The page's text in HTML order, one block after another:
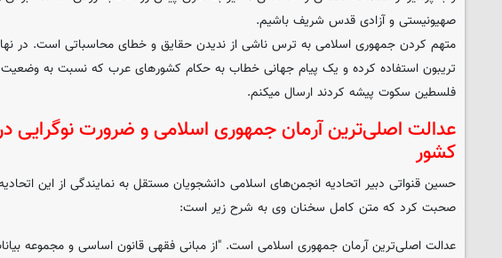
صهیونیستی و آزادی قدس شریف باشیم.
متهم کردن جمهوری اسلامی به ترس ناشی از ندیدن حقایق و خطای محاسباتی است. در
تریبون استفاده کرده و یک پیام جهانی خطاب به حکام کشورهای عرب که نسبت به
فلسطین سکوت پیشه کردند ارسال میکنم.
عدالت اصلی‌ترین آرمان جمهوری اسلامی و ضرورت نوگرایی در
کشور
حسین قنواتی دبیر اتحادیه انجمن‌های اسلامی دانشجویان مستقل به نمایندگی از این
صحبت کرد که متن کامل سخنان وی به شرح زیر است:
عدالت اصلی‌ترین آرمان جمهوری اسلامی است. "از مبانی فقهی قانون اساسی و مجموعه